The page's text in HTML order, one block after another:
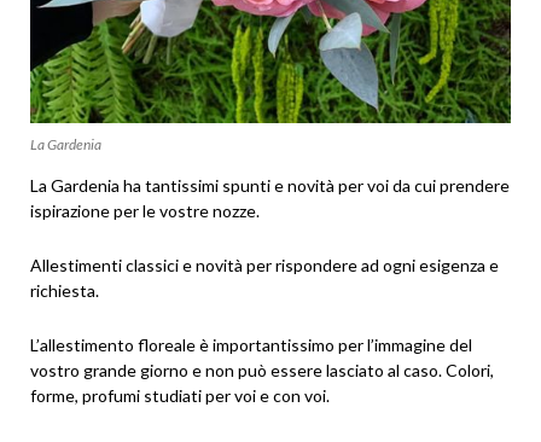
La Gardenia
La Gardenia ha tantissimi spunti e novità per voi da cui prendere
ispirazione per le vostre nozze.
Allestimenti classici e novità per rispondere ad ogni esigenza e
richiesta.
L’allestimento floreale è importantissimo per l’immagine del
vostro grande giorno e non può essere lasciato al caso. Colori,
forme, profumi studiati per voi e con voi.